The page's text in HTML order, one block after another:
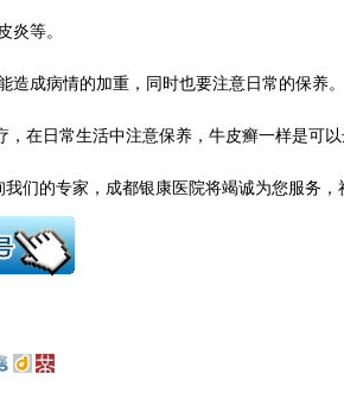
炎等。
成病情的加重，同时也要注意日常的保养。
在日常生活中注意保养，牛皮癣一样是可
我们的专家，成都银康 医院将竭诚为您服务，